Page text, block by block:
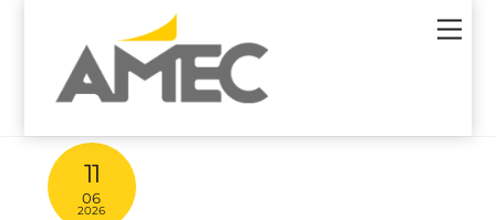
11
06
2026